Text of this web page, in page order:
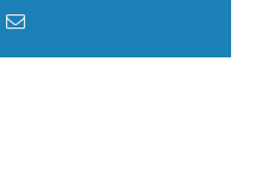
Email